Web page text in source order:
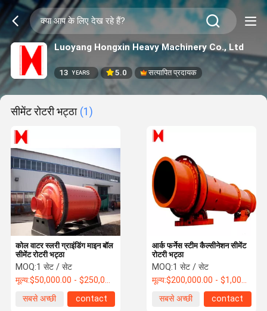
Luoyang Hongxin Heavy Machinery Co., Ltd
13 YEARS 5.0 सत्यापित प्रदायक
सीमेंट रोटरी भट्ठा (1)
कोल वाटर स्लरी ग्राइंडिंग माइन बॉल
सीमेंट रोटरी भट्ठा
MOQ:1 सेट / सेट
मूल्य:$50,000.00 - $250,000.00 / Set
सबसे अच्छी
contact
आर्क फर्नेस स्टीम कैल्सीनेशन सीमेंट
रोटरी भट्ठा
MOQ:1 सेट / सेट
मूल्य:$200,000.00 - $1,000,000.00 / Set
सबसे अच्छी
contact